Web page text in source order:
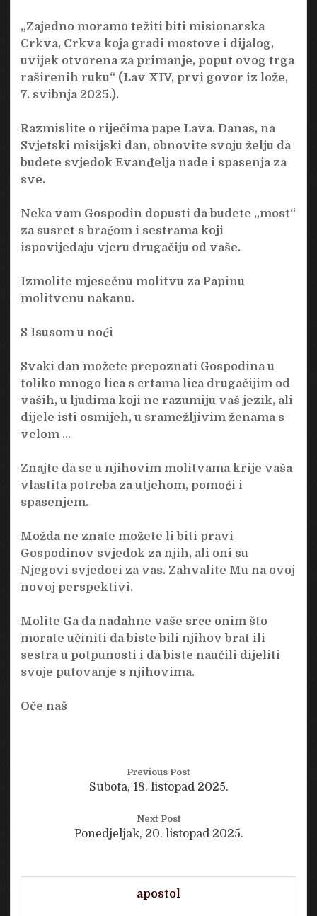
„Zajedno moramo težiti biti misionarska
Crkva, Crkva koja gradi mostove i dijalog,
uvijek otvorena za primanje, poput ovog trga
raširenih ruku“ (Lav XIV, prvi govor iz lože,
7. svibnja 2025.).
Razmislite o riječima pape Lava. Danas, na
Svjetski misijski dan, obnovite svoju želju da
budete svjedok Evanđelja nade i spasenja za
sve.
Neka vam Gospodin dopusti da budete „most“
za susret s braćom i sestrama koji
ispovijedaju vjeru drugačiju od vaše.
Izmolite mjesečnu molitvu za Papinu
molitvenu nakanu.
S Isusom u noći
Svaki dan možete prepoznati Gospodina u
toliko mnogo lica s crtama lica drugačijim od
vaših, u ljudima koji ne razumiju vaš jezik, ali
dijele isti osmijeh, u sramežljivim ženama s
velom …
Znajte da se u njihovim molitvama krije vaša
vlastita potreba za utjehom, pomoći i
spasenjem.
Možda ne znate možete li biti pravi
Gospodinov svjedok za njih, ali oni su
Njegovi svjedoci za vas. Zahvalite Mu na ovoj
novoj perspektivi.
Molite Ga da nadahne vaše srce onim što
morate učiniti da biste bili njihov brat ili
sestra u potpunosti i da biste naučili dijeliti
svoje putovanje s njihovima.
Oče naš
Previous Post
Subota, 18. listopad 2025.
Next Post
Ponedjeljak, 20. listopad 2025.
apostol